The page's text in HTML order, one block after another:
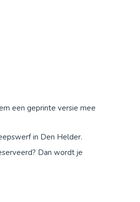
een geprinte versie mee
in Den Helder.
Dan wordt je